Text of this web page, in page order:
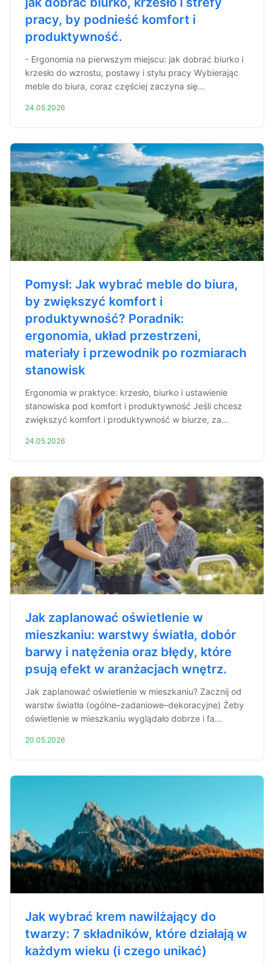
pracy, by podnieść komfort i
produktywność.
- Ergonomia na pierwszym miejscu: jak dobrać biurko i
krzesło do wzrostu, postawy i stylu pracy Wybierając
meble do biura, coraz częściej zaczyna się...
24.05.2026
Pomysł: Jak wybrać meble do biura,
by zwiększyć komfort i
produktywność? Poradnik:
ergonomia, układ przestrzeni,
materiały i przewodnik po rozmiarach
stanowisk
Ergonomia w praktyce: krzesło, biurko i ustawienie
stanowiska pod komfort i produktywność Jeśli chcesz
zwiększyć komfort i produktywność w biurze, za...
24.05.2026
Jak zaplanować oświetlenie w
mieszkaniu: warstwy światła, dobór
barwy i natężenia oraz błędy, które
psują efekt w aranżacjach wnętrz.
Jak zaplanować oświetlenie w mieszkaniu? Zacznij od
warstw światła (ogólne–zadaniowe–dekoracyjne) Żeby
oświetlenie w mieszkaniu wyglądało dobrze i fa...
20.05.2026
Jak wybrać krem nawilżający do
twarzy: 7 składników, które działają w
każdym wieku (i czego unikać)